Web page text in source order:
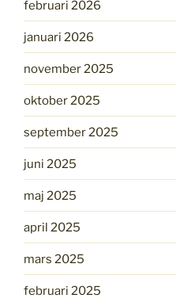
februari 2026
januari 2026
november 2025
oktober 2025
september 2025
juni 2025
maj 2025
april 2025
mars 2025
februari 2025